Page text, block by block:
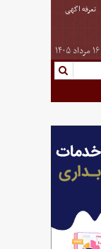
تعرفه اگهی